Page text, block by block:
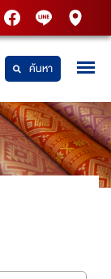
PTT
PTT
ค้นหา